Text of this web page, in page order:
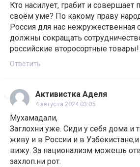
Кто насилует, грабит и совершает
своём уме? По какому праву
Россия для нас нежружественная
должны сокращать
российские второсортные товары!
Ответить
Активистка Аделя
4 августа 2024 03:05
Мухамадали,
Заглохни уже. Сиди у себя дома и
живу и в России и в
вижу. За национализм можешь
захлоп.ни рот.